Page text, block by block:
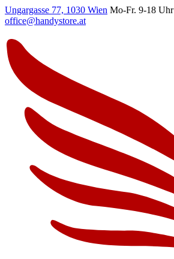
Ungargasse 77, 1030 Wien Mo-Fr. 9-18 Uhr
office@handystore.at